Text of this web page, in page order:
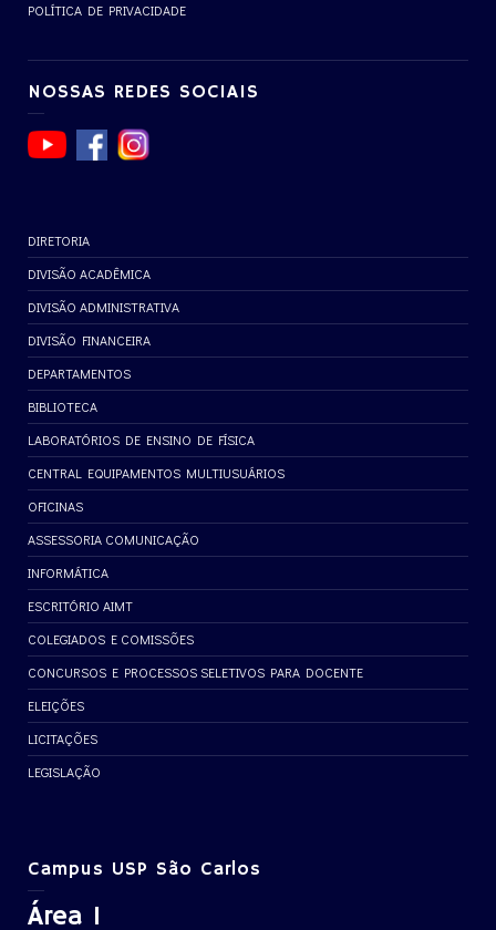
POLÍTICA DE PRIVACIDADE
NOSSAS REDES SOCIAIS
DIRETORIA
DIVISÃO ACADÊMICA
DIVISÃO ADMINISTRATIVA
DIVISÃO FINANCEIRA
DEPARTAMENTOS
BIBLIOTECA
LABORATÓRIOS DE ENSINO DE FÍSICA
CENTRAL EQUIPAMENTOS MULTIUSUÁRIOS
OFICINAS
ASSESSORIA COMUNICAÇÃO
INFORMÁTICA
ESCRITÓRIO AIMT
COLEGIADOS E COMISSÕES
CONCURSOS E PROCESSOS SELETIVOS PARA DOCENTE
ELEIÇÕES
LICITAÇÕES
LEGISLAÇÃO
Campus USP São Carlos
Área 1